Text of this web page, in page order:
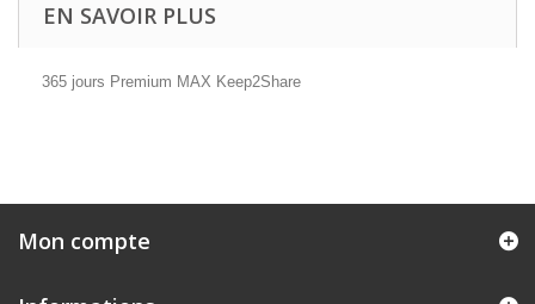
EN SAVOIR PLUS
365 jours Premium MAX Keep2Share
Mon compte